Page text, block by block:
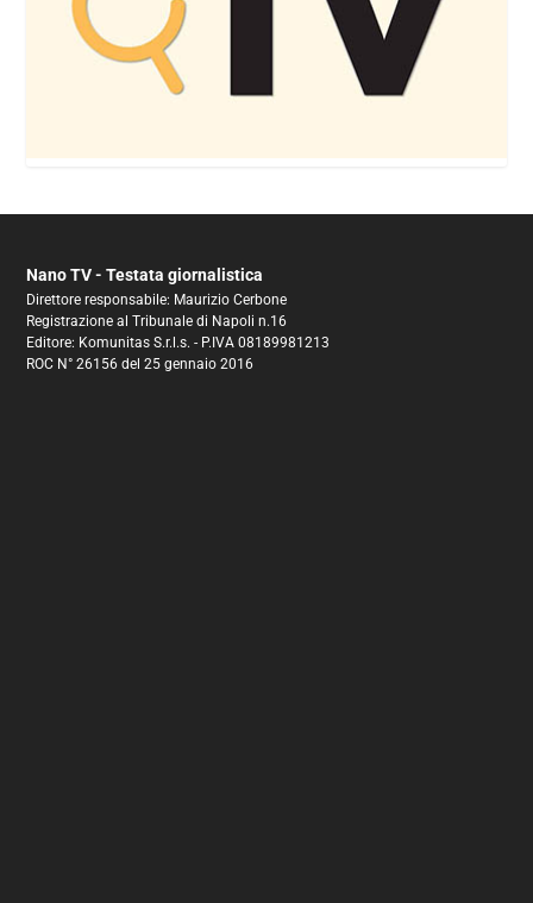
Nano TV - Testata giornalistica
Direttore responsabile: Maurizio Cerbone
Registrazione al Tribunale di Napoli n.16
Editore: Komunitas S.r.l.s. - P.IVA 08189981213
ROC N° 26156 del 25 gennaio 2016